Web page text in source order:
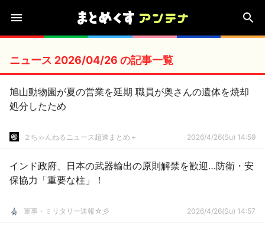
ニュース 2026/04/26 の記事一覧
旭山動物園が夏の営業を延期 職員が奥さんの遺体を焼却
処分したため
２ちゃんねるニュース超速まとめ＋ 2026/4/26(Su) 14:59
インド政府、日本の武器輸出の原則解禁を歓迎…防衛・安
保協力「重要な柱」！
軍事・ミリタリー速報☆彡 2026/4/26(Su) 14:57